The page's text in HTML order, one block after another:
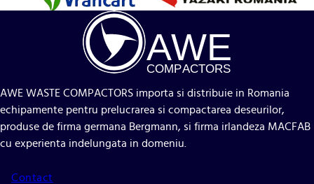
A WE
COMP ACTORS
AWE WASTE COMPACTORS importa si distribuie in Romania
echipamente pentru prelucrarea si compactarea deseurilor,
produse de firma germana Bergmann, si firma irlandeza MACFAB
cu experienta indelungata in domeniu.
Contact